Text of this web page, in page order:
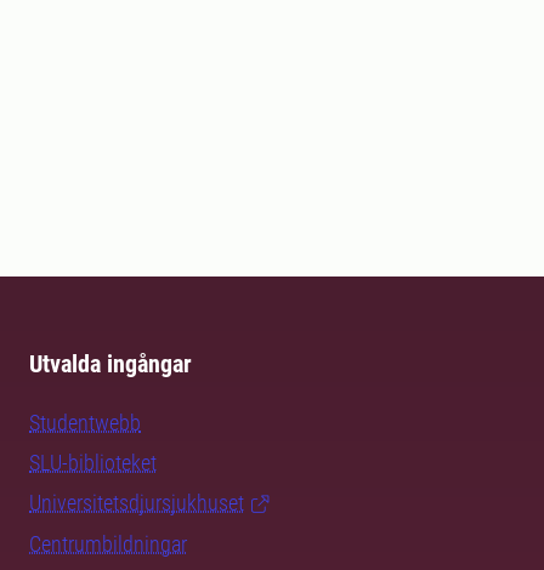
Utvalda ingångar
Studentwebb
SLU-biblioteket
Universitetsdjursjukhuset
Centrumbildningar